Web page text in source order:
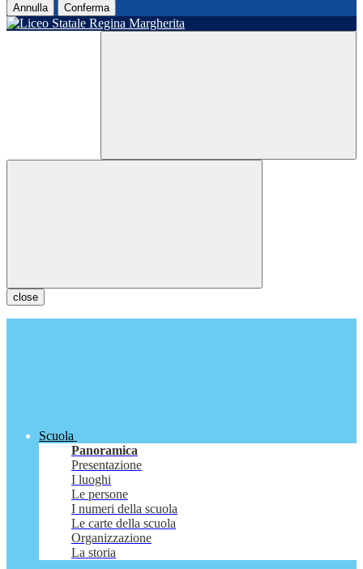
Annulla Conferma
close
Scuola
Panoramica
Presentazione
I luoghi
Le persone
I numeri della scuola
Le carte della scuola
Organizzazione
La storia